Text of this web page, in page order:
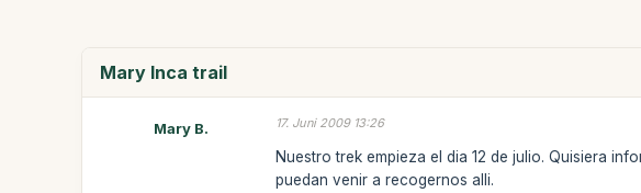
Mary Inca trail
Mary B. 17. Juni 2009 13:26
Nuestro trek empieza el dia 12 de julio. Quisiera
puedan venir a recogernos alli.